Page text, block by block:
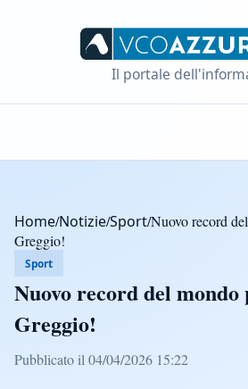
Il portale
Home/Notizie/Sport/Nuovo record
Greggio!
Sport
Nuovo record del
Greggio!
Pubblicato il 04/04/2026 15:22